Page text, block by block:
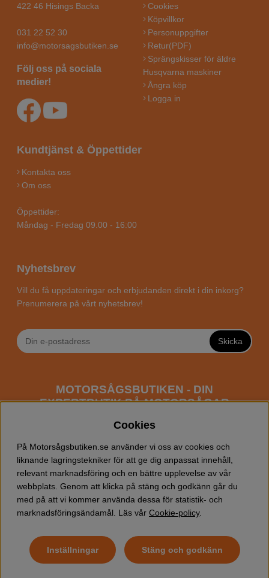
422 46 Hisings Backa
031 22 52 30
info@motorsagsbutiken.se
Följ oss på sociala
medier!
Cookies
Köpvillkor
Personuppgifter
Retur(PDF)
Sprängskisser för äldre
Husqvarna maskiner
Ångra köp
Logga in
Kundtjänst & Öppettider
Kontakta oss
Om oss
Öppettider:
Måndag - Fredag 09.00 - 16:00
Nyhetsbrev
Vill du få uppdateringar och erbjudanden direkt i din inkorg?
Prenumerera på vårt nyhetsbrev!
Skicka
MOTORSÅGSBUTIKEN - DIN
EXPERTBUTIK PÅ MOTORSÅGAR
fokus mot entusiaster och professionella användare av
motorsågar. Vi erbjuder ett brett sortiment av
Husqvarna motorsågarsamt alla tänkbaratillbehör
du kan behöva vid trädfällning, gallring och allmän
skogsskötsel. Välkommen att handla din Husqvarna
motorsåg och tillbehör online hos oss!
Cookies
På Motorsågsbutiken.se använder vi oss av cookies och
liknande lagringstekniker för att ge dig anpassat innehåll,
relevant marknadsföring och en bättre upplevelse av vår
webbplats. Genom att klicka på stäng och godkänn går du
med på att vi kommer använda dessa för statistik- och
marknadsföringsändamål. Läs vår Cookie-policy.
Inställningar Stäng och godkänn